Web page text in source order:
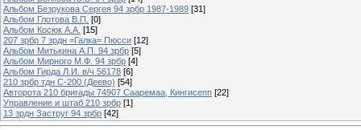
Альбом Безрукова Сергея 94 зрбр 1987-1989 [31]
Альбом Глотова В.П. [0]
Альбом Косюк А.А. [15]
207 зрбр 7 зрдн =Галка= Пюсси [12]
Альбом Митькина А.П. 94 зрбр [5]
Альбом Мирного М.Ф. 94 зрбр [4]
Альбом Гирда Л.И. в/ч 56178 [6]
210 зрбр тдн С-200 (Деево) [54]
Авторота 210 бригады 74907 Сааремаа, Кингисепп [22]
Управление и штаб 210 зрбр [1]
13 зрдн Заструг 94 зрбр [42]